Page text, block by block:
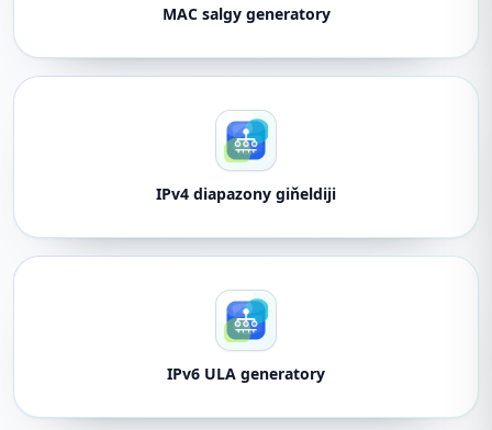
MAC salgy generatory
IPv4 diapazony giňeldiji
IPv6 ULA generatory